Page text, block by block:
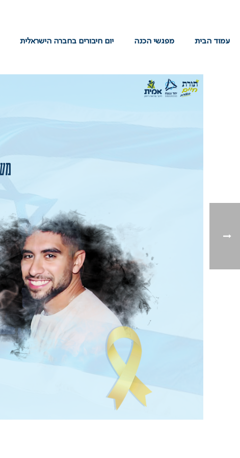
עמוד הבית מפגשי הכנה יום חיבורים בחברה הישראלית